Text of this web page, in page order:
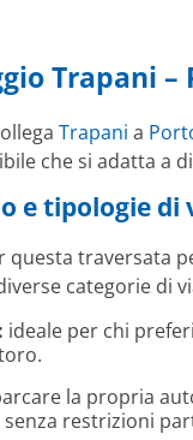
Trapani –
Trapani a
che si adatta a
e tipologie di
questa traversata
categorie di
ideale per chi
la propria
restrizioni